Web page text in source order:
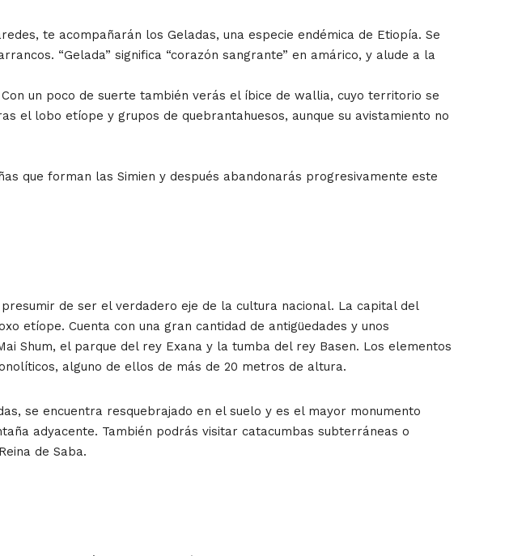
te acompañarán los Geladas, una especie endémica de Etiopía. Se
“Gelada” significa “corazón sangrante” en amárico, y alude a la
un poco de suerte también verás el íbice de wallia, cuyo territorio se
el lobo etíope y grupos de quebrantahuesos, aunque su avistamiento no
que forman las Simien y después abandonarás progresivamente este
de ser el verdadero eje de la cultura nacional. La capital del
etíope. Cuenta con una gran cantidad de antigüedades y unos
Shum, el parque del rey Exana y la tumba del rey Basen. Los elementos
alguno de ellos de más de 20 metros de altura.
se encuentra resquebrajado en el suelo y es el mayor monumento
adyacente. También podrás visitar catacumbas subterráneas o
de Saba.